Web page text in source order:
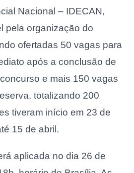
Nacional – IDECAN,
pela organização do
ofertadas 50 vagas para
após a conclusão de
e mais 150 vagas
totalizando 200
tiveram início em 23 de
15 de abril.
aplicada no dia 26 de